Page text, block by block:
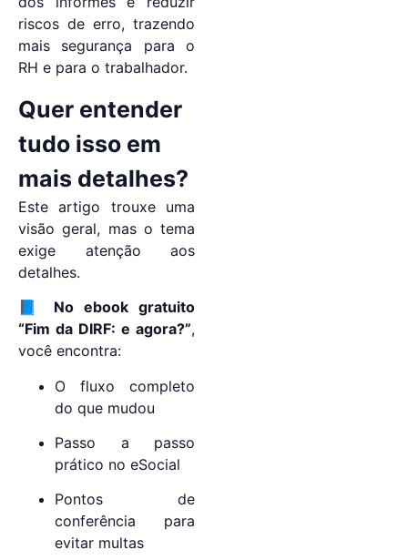
riscos de erro, trazendo
mais segurança para o
RH e para o trabalhador.
Quer entender
tudo isso em
mais detalhes?
Este artigo trouxe uma
visão geral, mas o tema
exige atenção aos
detalhes.
📘 No ebook gratuito
“Fim da DIRF: e agora?”,
você encontra:
O fluxo completo
do que mudou
Passo a passo
prático no eSocial
Pontos de
conferência para
evitar multas